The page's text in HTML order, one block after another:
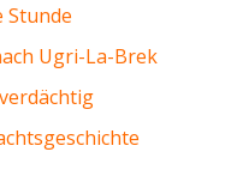
Stunde
Ugri-La-Brek